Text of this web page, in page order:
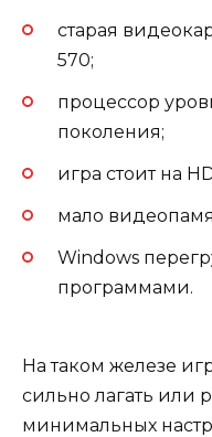
старая
570;
процессор
поколения;
игра стоит на
мало
Windows
программами.
На таком железе
сильно лагать или
минимальных